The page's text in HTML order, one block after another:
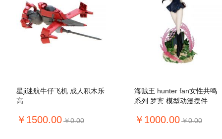
星ji迷航牛仔飞机 成人积木乐
高
￥1500.00￥0.00
海贼王 hunter fan女性共鸣
系列 罗宾 模型动漫摆件
￥1000.00￥0.00